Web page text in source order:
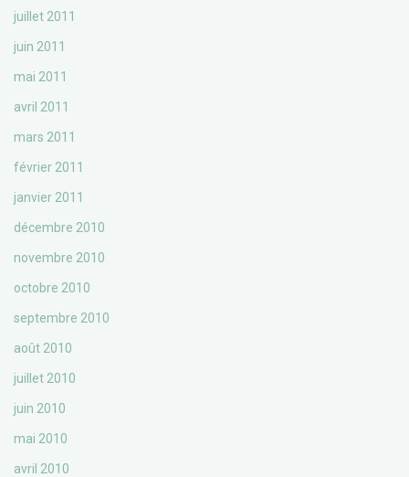
juillet 2011
juin 2011
mai 2011
avril 2011
mars 2011
février 2011
janvier 2011
décembre 2010
novembre 2010
octobre 2010
septembre 2010
août 2010
juillet 2010
juin 2010
mai 2010
avril 2010